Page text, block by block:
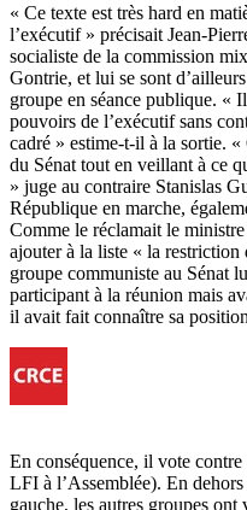
« Ce texte est très hard en
l’exécutif » précisait Jean-
socialiste de la commission
Gontrie, et lui se sont
groupe en séance publique. «
pouvoirs de l’exécutif sans
cadré » estime-t-il à la sortie.
du Sénat tout en veillant à ce
» juge au contraire Stanislas
République en marche,
Comme le réclamait le
ajouter à la liste « la restriction
groupe communiste au Sénat
participant à la réunion mais
il avait fait connaître sa
En conséquence, il vote
LFI à l’Assemblée). En
gauche, les autres groupes